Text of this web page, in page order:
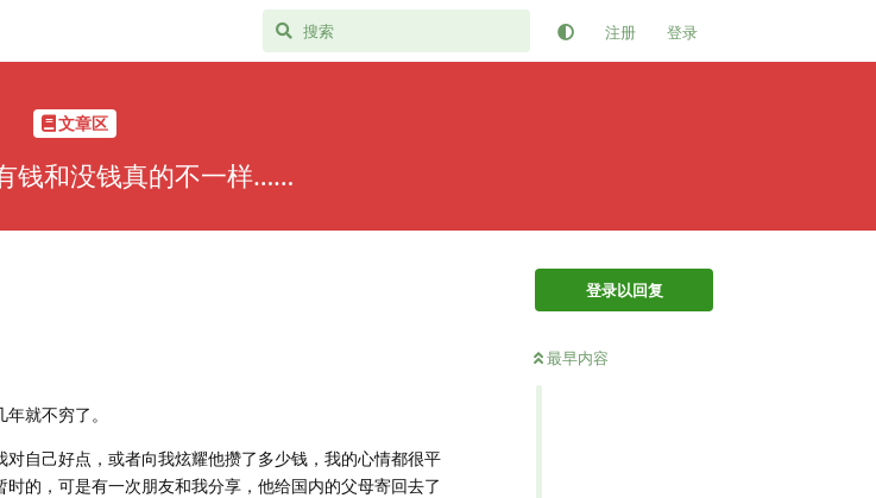
注册 登录
文章区
钱和没钱真的不一样……
登录以回复
最早内容
就不穷了。
自己好点，或者向我炫耀他攒了多少钱，我的心情都很平
的，可是有一次朋友和我分享，他给国内的父母寄回去了